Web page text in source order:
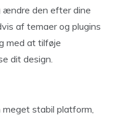
ændre den efter dine
af temaer og plugins
med at tilføje
dit design.
stabil platform,